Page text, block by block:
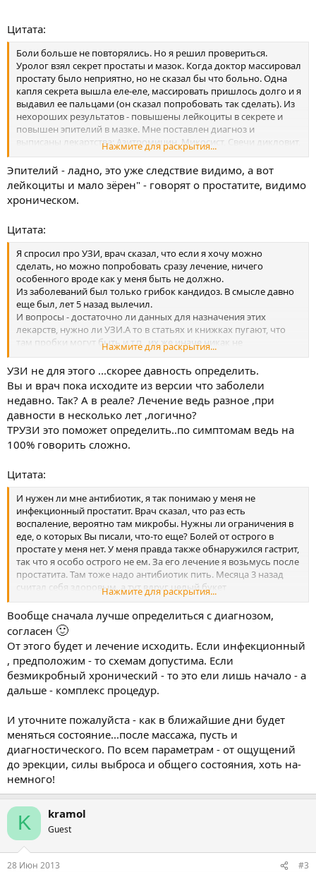
сразу заподозрил простатит, прочитав о нем. Также отметил
симптомы: чуть желтоватая сперма, иногда ощущение
некоторой тяжести в области простаты. И еще - повышенная
утомляемость. Особенно к концу рабочей недели - голова
ватная, сосредоточиться трудно. Пока не прочитал симптомы
простатита думал, что это я от природы такой вялый. А теперь
надеюсь, что это пройдет.
Цитата:
Боли больше не повторялись. Но я решил провериться.
Уролог взял секрет простаты и мазок. Когда доктор массировал
простату было неприятно, но не сказал бы что больно. Одна
капля секрета вышла еле-еле, массировать пришлось долго и я
выдавил ее пальцами (он сказал попробовать так сделать). Из
нехороших результатов - повышены лейкоциты в секрете и
повышен эпителий в мазке. Мне поставлен диагноз и
выписаны лекартства: Азитромицин, Микосист, Свечи дикловит,
Трентал. Картинки с результатами прилагаю.
Нажмите для раскрытия...
Эпителий - ладно, это уже следствие видимо, а вот
лейкоциты и мало зёрен" - говорят о простатите, видимо
хроническом.
Цитата:
Я спросил про УЗИ, врач сказал, что если я хочу можно
сделать, но можно попробовать сразу лечение, ничего
особенного вроде как у меня быть не должно.
Из заболеваний был только грибок кандидоз. В смысле давно
еще был, лет 5 назад вылечил.
И вопросы - достаточно ли данных для назначения этих
лекарств, нужно ли УЗИ.А то в статьях и книжках пугают, что
там пробки могут быть и т.п., их же иначе никак не
определишь.
Нажмите для раскрытия...
УЗИ не для этого ...скорее давность определить.
Вы и врач пока исходите из версии что заболели
недавно. Так? А в реале? Лечение ведь разное ,при
давности в несколько лет ,логично?
ТРУЗИ это поможет определить..по симптомам ведь на
100% говорить сложно.
Цитата:
И нужен ли мне антибиотик, я так понимаю у меня не
инфекционный простатит. Врач сказал, что раз есть
воспаление, вероятно там микробы. Нужны ли ограничения в
еде, о которых Вы писали, что-то еще? Болей от острого в
простате у меня нет. У меня правда также обнаружился гастрит,
так что я особо острого не ем. За его лечение я возьмусь после
простатита. Там тоже надо антибиотик пить. Месяца 3 назад
считал себя здоровым, а тут вдруг целый букет
неприятностей...🙂<div align="center">
</div><div align="center">
</div><div align="center">
</div>
Нажмите для раскрытия...
Вообще сначала лучше определиться с диагнозом,
согласен 🙂
От этого будет и лечение исходить. Если инфекционный
, предположим - то схемам допустима. Если
безмикробный хронический - то это ели лишь начало - а
дальше - комплекс процедур.
И уточните пожалуйста - как в ближайшие дни будет
меняться состояние...после массажа, пусть и
диагностического. По всем параметрам - от ощущений
до эрекции, силы выброса и общего состояния, хоть на-
немного!
K kramol
Guest
28 Июн 2013 #3